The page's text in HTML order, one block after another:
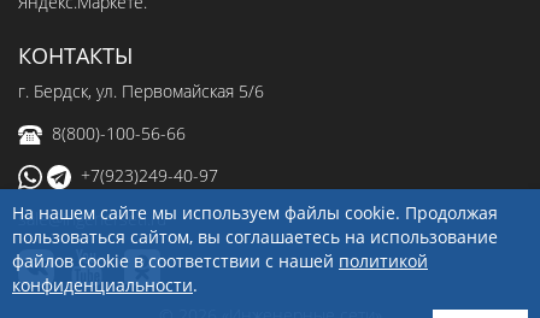
КОНТАКТЫ
г. Бердск, ул. Первомайская 5/6
8(800)-100-56-66
+7(923)249-40-97
sale@ingenerseti.ru
На нашем сайте мы используем файлы cookie. Продолжая
пользоваться сайтом, вы соглашаетесь на использование
файлов cookie в соответствии с нашей политикой
конфиденциальности.